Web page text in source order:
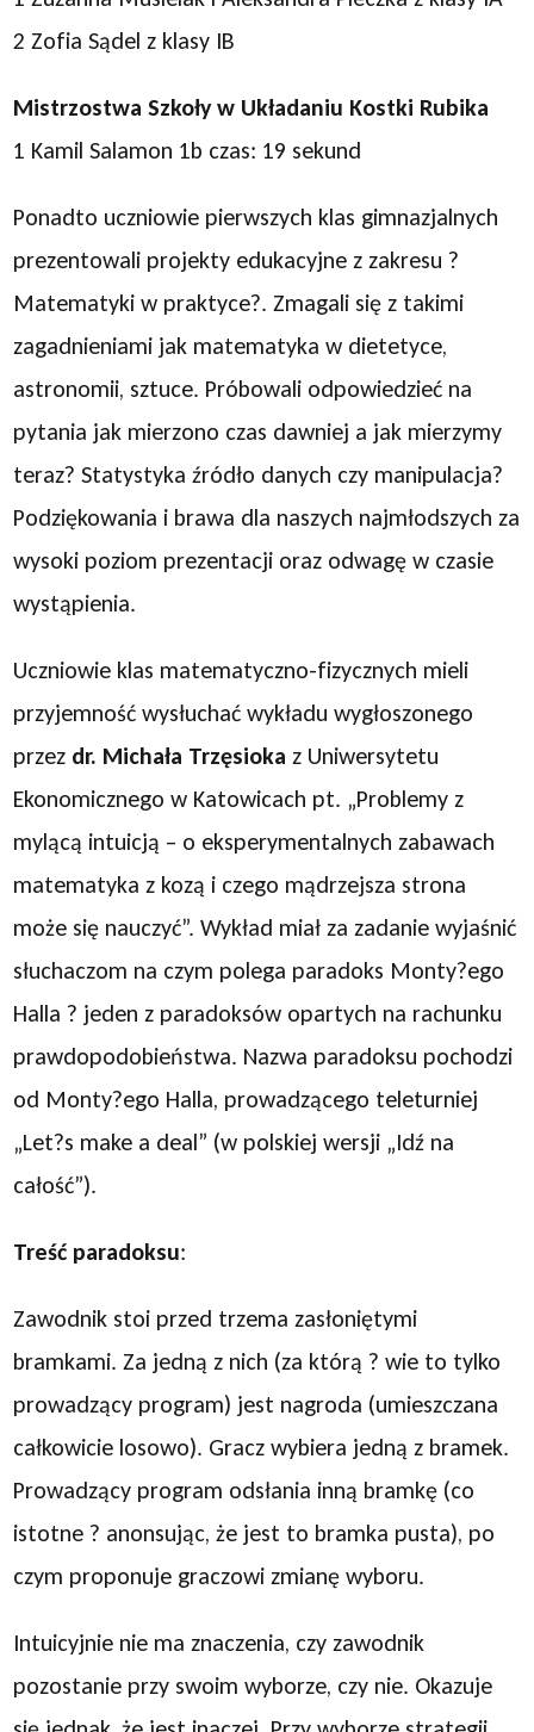
2 Zofia Sądel z klasy IB
Mistrzostwa Szkoły w Układaniu Kostki Rubika
1 Kamil Salamon 1b czas: 19 sekund
Ponadto uczniowie pierwszych klas gimnazjalnych
prezentowali projekty edukacyjne z zakresu ?
Matematyki w praktyce?. Zmagali się z takimi
zagadnieniami jak matematyka w dietetyce,
astronomii, sztuce. Próbowali odpowiedzieć na
pytania jak mierzono czas dawniej a jak mierzymy
teraz? Statystyka źródło danych czy manipulacja?
Podziękowania i brawa dla naszych najmłodszych za
wysoki poziom prezentacji oraz odwagę w czasie
wystąpienia.
Uczniowie klas matematyczno-fizycznych mieli
przyjemność wysłuchać wykładu wygłoszonego
przez dr. Michała Trzęsioka z Uniwersytetu
Ekonomicznego w Katowicach pt. „Problemy z
mylącą intuicją – o eksperymentalnych zabawach
matematyka z kozą i czego mądrzejsza strona
może się nauczyć”. Wykład miał za zadanie wyjaśnić
słuchaczom na czym polega paradoks Monty?ego
Halla ? jeden z paradoksów opartych na rachunku
prawdopodobieństwa. Nazwa paradoksu pochodzi
od Monty?ego Halla, prowadzącego teleturniej
„Let?s make a deal” (w polskiej wersji „Idź na
całość”).
Treść paradoksu:
Zawodnik stoi przed trzema zasłoniętymi
bramkami. Za jedną z nich (za którą ? wie to tylko
prowadzący program) jest nagroda (umieszczana
całkowicie losowo). Gracz wybiera jedną z bramek.
Prowadzący program odsłania inną bramkę (co
istotne ? anonsując, że jest to bramka pusta), po
czym proponuje graczowi zmianę wyboru.
Intuicyjnie nie ma znaczenia, czy zawodnik
pozostanie przy swoim wyborze, czy nie. Okazuje